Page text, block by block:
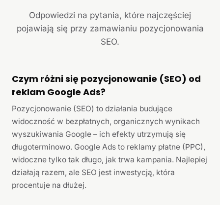
Odpowiedzi na pytania, które najczęściej
pojawiają się przy zamawianiu pozycjonowania
SEO.
Czym różni się pozycjonowanie (SEO) od
reklam Google Ads?
Pozycjonowanie (SEO) to działania budujące
widoczność w bezpłatnych, organicznych wynikach
wyszukiwania Google – ich efekty utrzymują się
długoterminowo. Google Ads to reklamy płatne (PPC),
widoczne tylko tak długo, jak trwa kampania. Najlepiej
działają razem, ale SEO jest inwestycją, która
procentuje na dłużej.